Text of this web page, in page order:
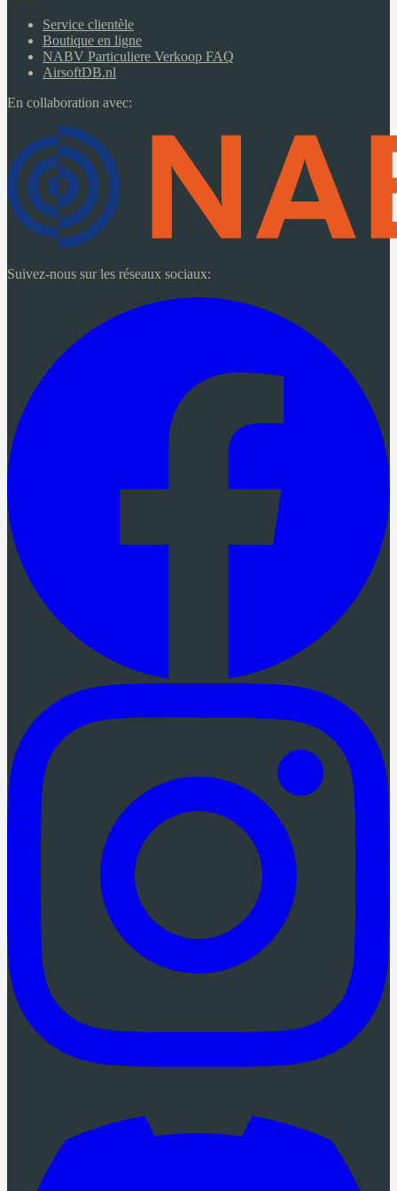
Service clientèle
Boutique en ligne
NABV Particuliere Verkoop FAQ
AirsoftDB.nl
En collaboration avec:
Suivez-nous sur les réseaux sociaux: